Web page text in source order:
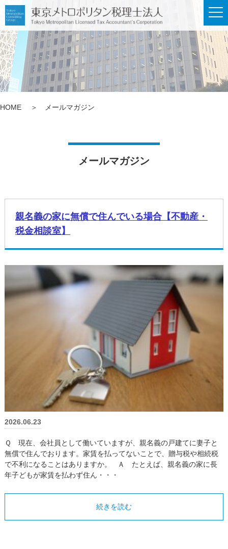
メ
ュ
ー
HOME メールマガジン
メールマガジン
親名義の家に無償で住んでいる場合【不動産・
税金相談室】
2026.06.23
Ｑ 現在、会社員として働いていますが、親名義の戸建てに妻子と
無償で住んでおります。家賃を払ってないことで、贈与税や相続税
で不利になることはありますか。 Ａ たとえば、親名義の家に長
年子どもが家賃を払わず住ん・・・
続きを読む